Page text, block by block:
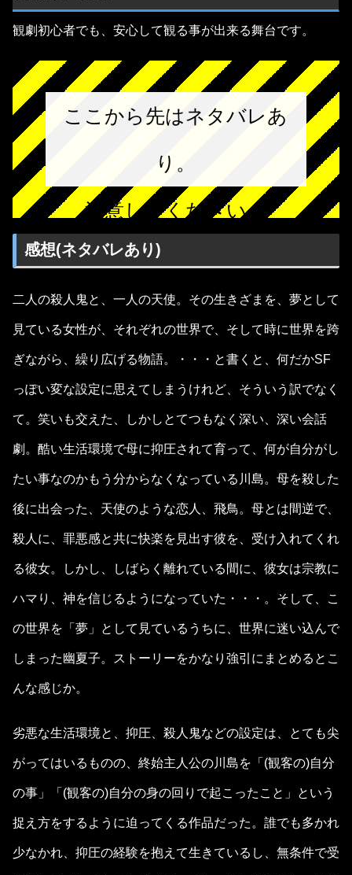
観劇初心者でも、安心して観る事が出来る舞台です。
ここから先はネタバレあ
り。
注意してください。
感想(ネタバレあり)
二人の殺人鬼と、一人の天使。その生きざまを、夢として
見ている女性が、それぞれの世界で、そして時に世界を跨
ぎながら、繰り広げる物語。・・・と書くと、何だかSF
っぽい変な設定に思えてしまうけれど、そういう訳でなく
て。笑いも交えた、しかしとてつもなく深い、深い会話
劇。酷い生活環境で母に抑圧されて育って、何が自分がし
たい事なのかもう分からなくなっている川島。母を殺した
後に出会った、天使のような恋人、飛鳥。母とは間逆で、
殺人に、罪悪感と共に快楽を見出す彼を、受け入れてくれ
る彼女。しかし、しばらく離れている間に、彼女は宗教に
ハマり、神を信じるようになっていた・・・。そして、こ
の世界を「夢」として見ているうちに、世界に迷い込んで
しまった幽夏子。ストーリーをかなり強引にまとめるとこ
んな感じか。
劣悪な生活環境と、抑圧、殺人鬼などの設定は、とても尖
がってはいるものの、終始主人公の川島を「(観客の)自分
の事」「(観客の)自分の身の回りで起こったこと」という
捉え方をするように迫ってくる作品だった。誰でも多かれ
少なかれ、抑圧の経験を抱えて生きているし、無条件で受